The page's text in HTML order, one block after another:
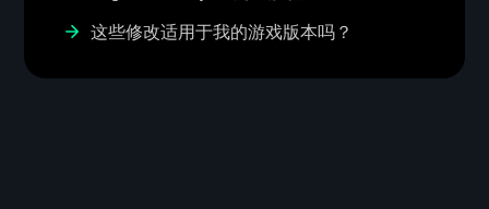
这些修改适用于我的游戏版本吗？